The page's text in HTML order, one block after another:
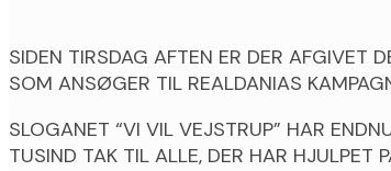
SIDEN TIRSDAG AFTEN ER DER AFGIVET
SOM ANSØGER TIL REALDANIAS
SLOGANET “VI VIL VEJSTRUP” HAR
TUSIND TAK TIL ALLE, DER HAR HJULPET